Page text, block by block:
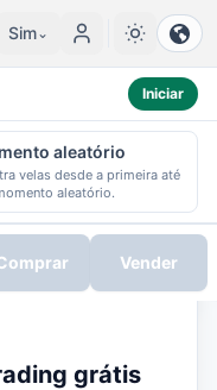
Sim⌄
Gráficos de Ações,
Iniciar
aleatório
velas desde a primeira até
aleatório.
grátis
Vender